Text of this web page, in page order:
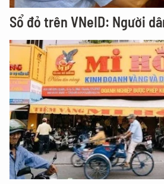
Sổ đỏ trên VNeID: Người